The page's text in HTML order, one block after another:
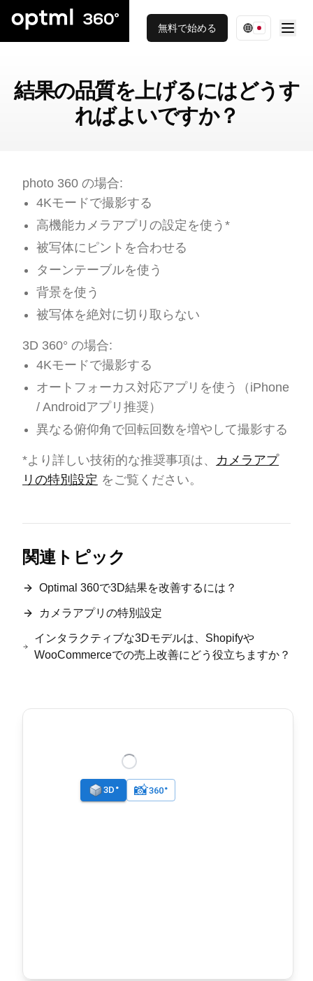
無料で始める
結果の品質を上げるにはどうす
ればよいですか？
photo 360 の場合:
4Kモードで撮影する
高機能カメラアプリの設定を使う*
被写体にピントを合わせる
ターンテーブルを使う
背景を使う
被写体を絶対に切り取らない
3D 360° の場合:
4Kモードで撮影する
オートフォーカス対応アプリを使う（iPhone
/ Androidアプリ推奨）
異なる俯仰角で回転回数を増やして撮影する
*より詳しい技術的な推奨事項は、 カメラアプ
リの特別設定 をご覧ください。
関連トピック
Optimal 360で3D結果を改善するには？
カメラアプリの特別設定
インタラクティブな3Dモデルは、Shopifyや
WooCommerceでの売上改善にどう役立ちますか？